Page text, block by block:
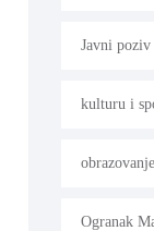
Javni poziv
kulturu i
obrazovanje
Ogranak